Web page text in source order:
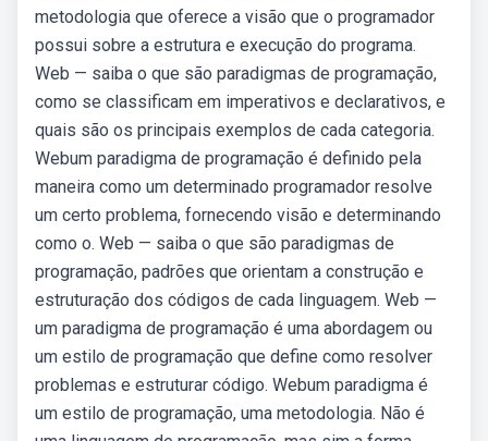
metodologia que oferece a visão que o programador
possui sobre a estrutura e execução do programa.
Web — saiba o que são paradigmas de programação,
como se classificam em imperativos e declarativos, e
quais são os principais exemplos de cada categoria.
Webum paradigma de programação é definido pela
maneira como um determinado programador resolve
um certo problema, fornecendo visão e determinando
como o. Web — saiba o que são paradigmas de
programação, padrões que orientam a construção e
estruturação dos códigos de cada linguagem. Web —
um paradigma de programação é uma abordagem ou
um estilo de programação que define como resolver
problemas e estruturar código. Webum paradigma é
um estilo de programação, uma metodologia. Não é